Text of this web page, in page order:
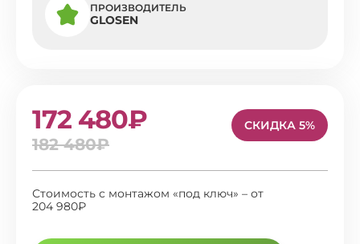
ПРОИЗВОДИТЕЛЬ
GLOSEN
172 480₽
182 480₽
СКИДКА 5%
Стоимость с монтажом «под ключ» – от
204 980₽